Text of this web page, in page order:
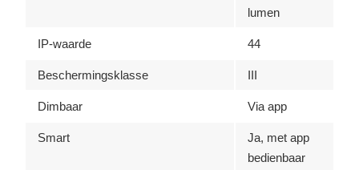
lumen
IP-waarde 44
Beschermingsklasse III
Dimbaar Via app
Smart
Ja, met app
bedienbaar